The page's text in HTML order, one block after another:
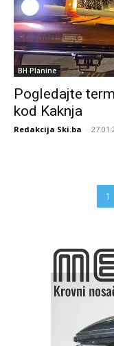
BH Planine
Pogledajte
kod Kaknja
Redakcija Ski.ba -
1